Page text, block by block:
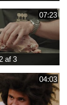
07:23
af 3
04:03